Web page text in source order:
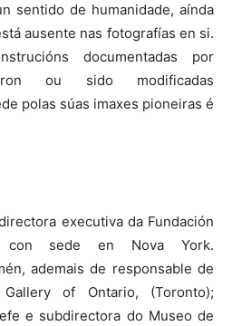
sentido de humanidade, aínda
ausente nas fotografías en si.
documentadas por
ou sido modificadas
polas súas imaxes pioneiras é
executiva da Fundación
con sede en Nova York.
ademais de responsable de
of Ontario, (Toronto);
e subdirectora do Museo de